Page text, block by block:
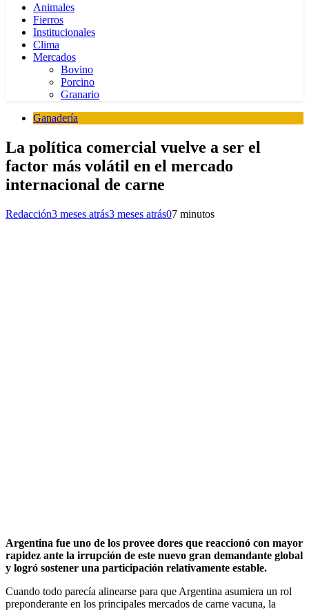
Animales
Fierros
Institucionales
Clima
Mercados
Bovino
Porcino
Granario
Ganadería
La política comercial vuelve a ser el
factor más volátil en el mercado
internacional de carne
Redacción3 meses atrás3 meses atrás07 minutos
Argentina fue uno de los provee dores que reaccionó con mayor
rapidez ante la irrupción de este nuevo gran demandante global
y logró sostener una participación relativamente estable.
Cuando todo parecía alinearse para que Argentina asumiera un rol
preponderante en los principales mercados de carne vacuna, la